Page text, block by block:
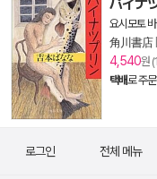
パイナ
요시모토
角川書店|
4,540원
택배로 주
로그인 전체 메뉴